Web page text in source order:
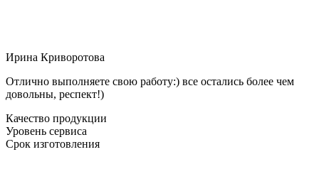
Ирина Криворотова
Отлично выполняете свою работу:) все остались более чем
довольны, респект!)
Качество продукции
Уровень сервиса
Срок изготовления